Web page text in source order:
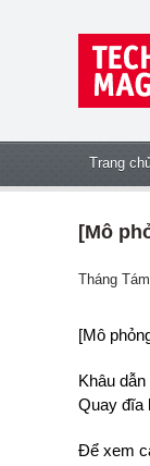
Trang
[Mô
Tháng
[Mô
Khâu
Quay đĩa
Để xem